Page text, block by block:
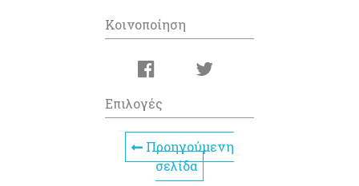
Κοινοποίηση
Επιλογές
Προηγούμενη
σελίδα